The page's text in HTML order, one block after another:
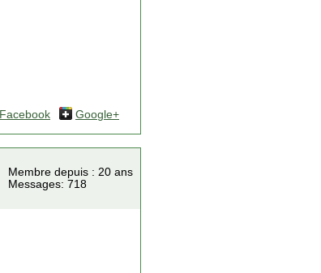
Facebook Google+
Membre depuis : 20 ans
Messages: 718